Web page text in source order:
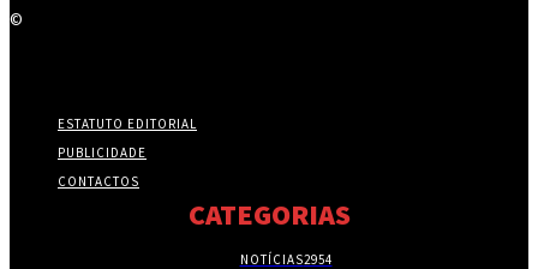
©
ESTATUTO EDITORIAL
PUBLICIDADE
CONTACTOS
CATEGORIAS
NOTÍCIAS2954